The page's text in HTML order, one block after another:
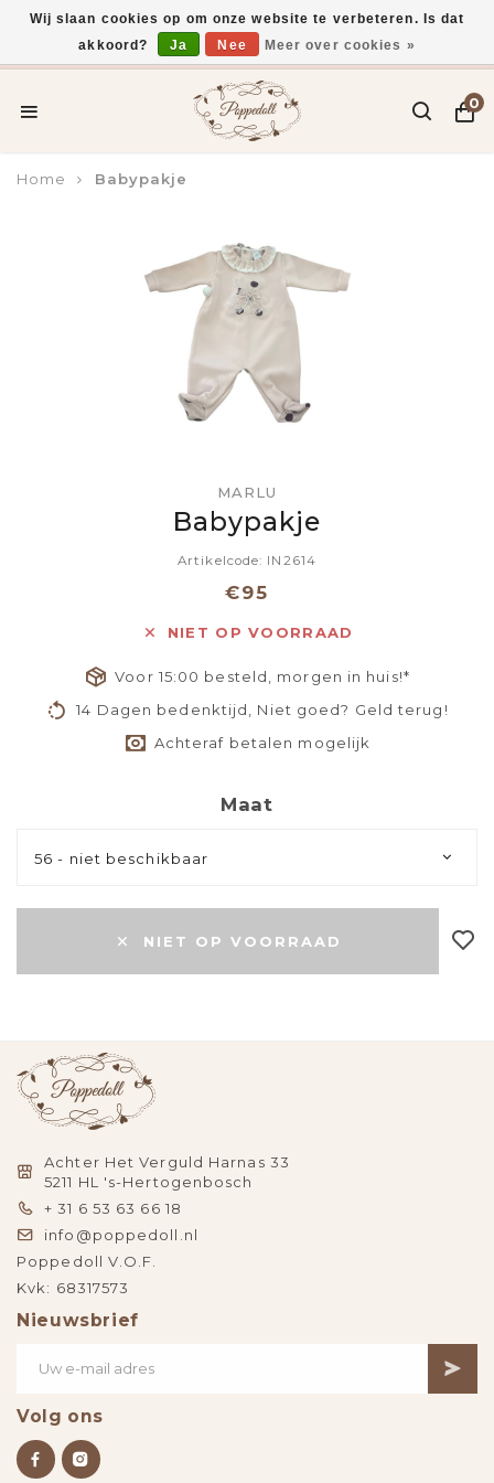
Voor 15:00 uur besteld, vandaag verzonden*
0
Home Babypakje
MARLU
Babypakje
Artikelcode: IN2614
€95
NIET OP VOORRAAD
Voor 15:00 besteld, morgen in huis!*
14 Dagen bedenktijd, Niet goed? Geld terug!
Achteraf betalen mogelijk
Maat
56 - niet beschikbaar
NIET OP VOORRAAD
Achter Het Verguld Harnas 33
5211 HL 's-Hertogenbosch
+ 31 6 53 63 66 18
info@poppedoll.nl
Poppedoll V.O.F.
Kvk: 68317573
Nieuwsbrief
Volg ons
Wij slaan cookies op om onze website te verbeteren. Is dat
akkoord?
Ja Nee Meer over cookies »